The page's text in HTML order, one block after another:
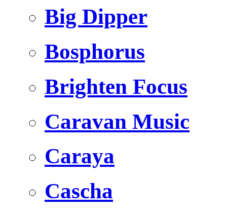
Big Dipper
Bosphorus
Brighten Focus
Caravan Music
Caraya
Cascha